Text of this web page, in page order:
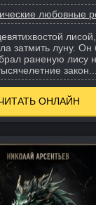
любовные
затмить луну.
раненую лису
закон...
ОНЛАЙН